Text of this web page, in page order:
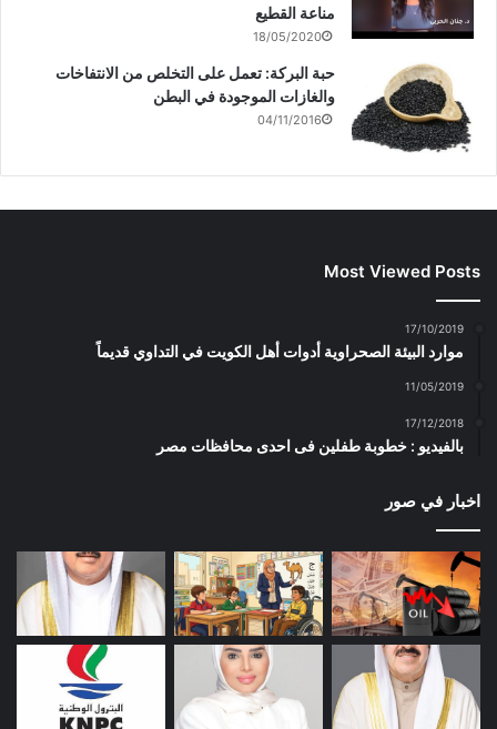
مناعة القطيع
18/05/2020
حبة البركة: تعمل على التخلص من الانتفاخات
والغازات الموجودة في البطن
04/11/2016
Most Viewed Posts
17/10/2019
موارد البيئة الصحراوية أدوات أهل الكويت في التداوي قديماً
11/05/2019
17/12/2018
بالفيديو : خطوبة طفلين فى احدى محافظات مصر
اخبار في صور